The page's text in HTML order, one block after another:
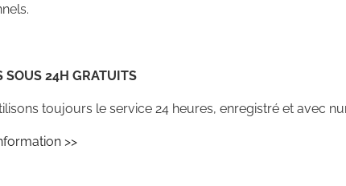
SOUS 24H GRATUITS
toujours le service 24 heures, enregistré et avec
>>